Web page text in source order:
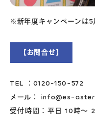
※新年度キャンペーンは5
【お問合せ】
TEL ：0120-150-572
メール： info@es-
受付時間：平日 10時～